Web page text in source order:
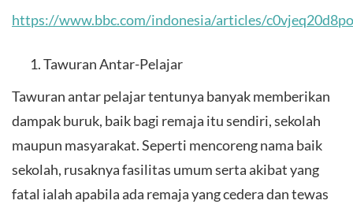
https://www.bbc.com/indonesia/articles/c0vjeq20d8po
Tawuran Antar-Pelajar
Tawuran antar pelajar tentunya banyak memberikan
dampak buruk, baik bagi remaja itu sendiri, sekolah
maupun masyarakat. Seperti mencoreng nama baik
sekolah, rusaknya fasilitas umum serta akibat yang
fatal ialah apabila ada remaja yang cedera dan tewas